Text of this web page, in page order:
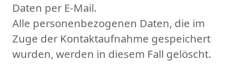
Daten per E-Mail.
Alle personenbezogenen Daten, die im
Zuge der Kontaktaufnahme gespeichert
wurden, werden in diesem Fall gelöscht.